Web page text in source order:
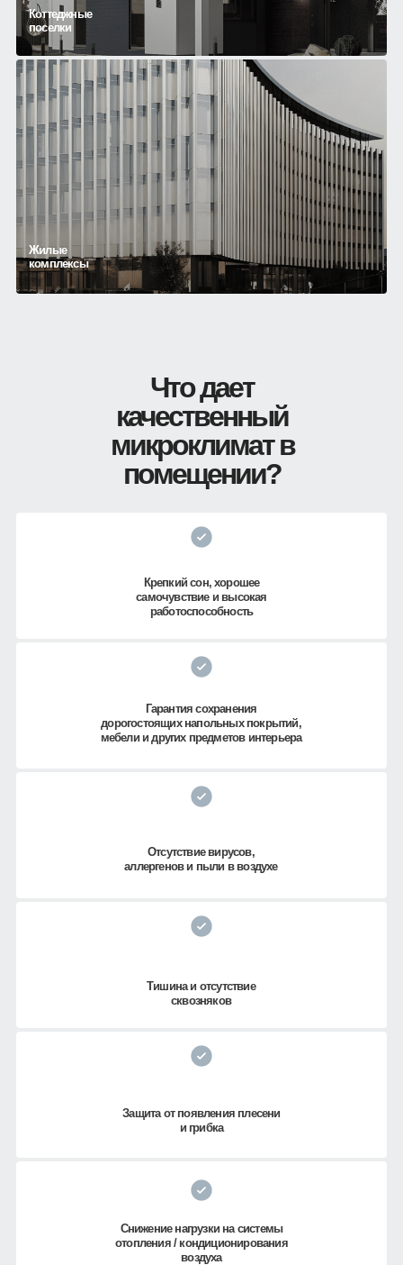
Коттеджные
поселки
Жилые
комплексы
Что дает
качественный
микроклимат в
помещении?
Крепкий сон, хорошее
самочувствие и высокая
работоспособность
Гарантия сохранения
дорогостоящих напольных покрытий,
мебели и других предметов интерьера
Тишина и отсутствие
сквозняков
Отсутствие вирусов,
аллергенов и пыли в воздухе
Защита от появления плесени
и грибка
Снижение нагрузки на системы
отопления / кондиционирования
воздуха